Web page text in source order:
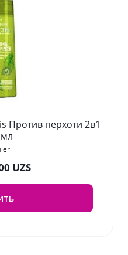
Против перхоти 2в1
UZS